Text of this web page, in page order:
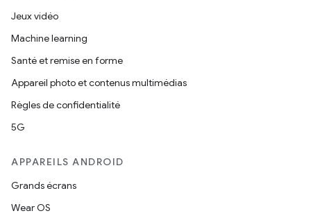
Jeux vidéo
Machine learning
Santé et remise en forme
Appareil photo et contenus multimédias
Règles de confidentialité
5G
APPAREILS ANDROID
Grands écrans
Wear OS